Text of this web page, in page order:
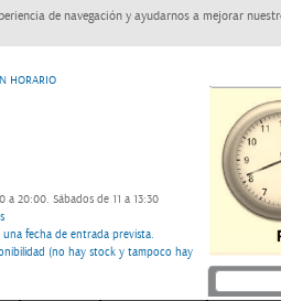
de navegación y ayudarnos a mejorar
HORARIO
a 20:00. Sábados de 11 a 13:30
fecha de entrada prevista.
(no hay stock y tampoco hay